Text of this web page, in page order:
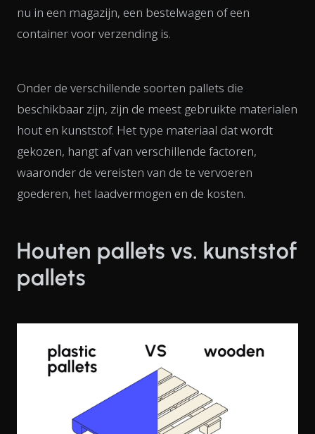
nu in een magazijn, een bestelwagen of een
container voor verzending is.
Onder de verschillende soorten pallets die
beschikbaar zijn, zijn de meest gebruikte materialen
hout en kunststof. Het type materiaal dat wordt
gekozen, hangt af van verschillende factoren,
waaronder de vereisten van de te vervoeren
goederen, het laadvermogen en de kosten.
Houten pallets vs. kunststof
pallets